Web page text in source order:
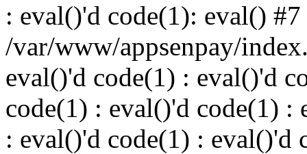
: eval()'d code(1): eval() #7
/var/www/appsenpay/
eval()'d code(1) : eval()'d
code(1) : eval()'d code(1) :
: eval()'d code(1) : eval()'d